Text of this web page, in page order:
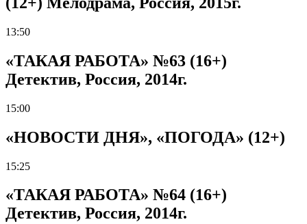
13:50
«ТАКАЯ РАБОТА» №63 (16+)
Детектив, Россия, 2014г.
15:00
«НОВОСТИ ДНЯ», «ПОГОДА» (12+)
15:25
«ТАКАЯ РАБОТА» №64 (16+)
Детектив, Россия, 2014г.